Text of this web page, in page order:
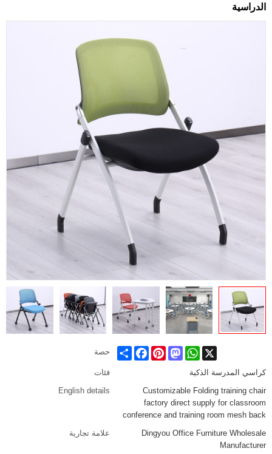
الدراسية
حصة Share
FacebookPinterestMastodon
WhatsApp X
فئات
كراسي المدرسة الذكية
English details
Customizable Folding training chair
factory direct supply for classroom
conference and training room mesh back
علامة تجارية
Dingyou Office Furniture Wholesale
Manufacturer